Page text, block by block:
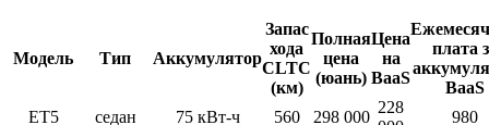
Модель Тип Аккумулятор
Запас
хода
CLTC
(км)
Полная
цена
(юань)
Цена
на
BaaS
плата
BaaS
ET5
седан 75 кВт-ч 560 298 000
228
980